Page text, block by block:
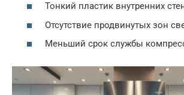
Тонкий пластик внутренних
Отсутствие продвинутых зон
Меньший срок службы